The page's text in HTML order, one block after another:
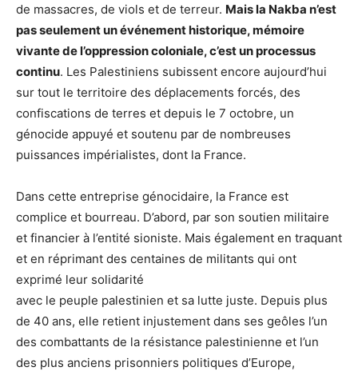
de massacres, de viols et de terreur. Mais la Nakba n’est
pas seulement un événement historique, mémoire
vivante de l’oppression coloniale, c’est un processus
continu. Les Palestiniens subissent encore aujourd’hui
sur tout le territoire des déplacements forcés, des
confiscations de terres et depuis le 7 octobre, un
génocide appuyé et soutenu par de nombreuses
puissances impérialistes, dont la France.
Dans cette entreprise génocidaire, la France est
complice et bourreau. D’abord, par son soutien militaire
et financier à l’entité sioniste. Mais également en traquant
et en réprimant des centaines de militants qui ont
exprimé leur solidarité
avec le peuple palestinien et sa lutte juste. Depuis plus
de 40 ans, elle retient injustement dans ses geôles l’un
des combattants de la résistance palestinienne et l’un
des plus anciens prisonniers politiques d’Europe,